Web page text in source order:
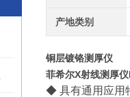
产地类别
铜层镀铬测厚仪
菲希尔X射线测厚
◆ 具有通用应用